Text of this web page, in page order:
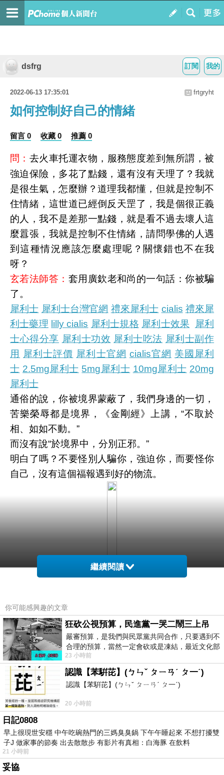
我的
訂閱
dsfrg
2022-06-13 17:35:01 frtgryht
如何控制好自己的情緒
留言 0 收藏 0 推薦 0
問： 去火車托運衣物，服務態度差到無所謂，被
強迫保險，多花了點錢，還有沒有天理了？我就
是很生氣，怎麼辦？道理我都懂，但就是控制不
住情緒，這世道已經倒反天罡了，我是個很正義
的人，我不是差那一點錢，就是看不過去壞人這
麼囂張，我就是控制不住情緒，請問學佛的人遇
到這種情況應該怎麼處理呢？關懷錯也不在我
呀？
玄若法師答： 套用廣欽老和尚的一句話：你被騙
了。
犀利士 犀利士台灣官網 禮來犀利士 cialis 禮來犀
利士藥理 lilly cialis 犀利士規格 犀利士效果
犀利
士心得分享 犀利士功效 犀利士吃法 犀利士副作
用
犀利士評價 犀利士官網 cialis官網 美國犀利
士 2.5mg犀利士 5mg犀利士 10mg犀利士 20mg
犀利士
通俗的說，你被境界蒙蔽了，我們身邊的一切，
苦樂榮辱都是境界，《金剛經》上講，“不取於
相、如如不動。”
而沒有說“於境界中，分別正邪。”
明白了嗎？不要怪別人騙你，強迫你，而要怪你
自己，沒有這個福報遇到好的物流。
您說物流態度差，那是因為，一切眾生就是這
樣，具足貪嗔癡，如果他們都是心態良好，像菩
薩一樣的，那早就去佛土了，也不會來這個娑婆
世界，您說是不是？
所謂一個人有一個人的處境，您看他現在脾氣火
爆，態度蠻橫，所以您很生氣，覺得他太過分，
但是您知不知道，他為啥要這樣呢？是否在公司
受了氣？是否工作量和工資不成比例？是否家裡
老婆孩子等著吃飯，可他卻拿不出錢？原因很多
繼續閱讀
你可能感興趣的文章
狂砍公視預算，民進黨一哭二鬧三上吊
嚴審預算，是我們與民眾黨共同合作，只要遇到不
合理的預算，當然一定會砍或是凍結，最近文化部
要編列公視和Taiwan plus預算，在110年
23 小時前
認識【苯騈芘】(ㄅㄣˇ ㄆㄧㄢˊ ㄆ一ˊ)
認識【苯騈芘】(ㄅㄣˇ ㄆㄧㄢˊ ㄆ一ˊ)
20 小時前
日記0808
早上很現世安穩 中午吃碗熱門的三媽臭臭鍋 下午午睡起來 不想打擾雙
子J 做家事的節奏 出去散散步 有影片有真相：白海豚 在飲料
21 小時前
妥協